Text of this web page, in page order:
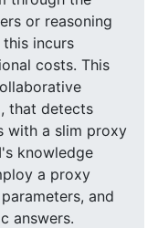
or reasoning
incurs
costs. This
that detects
with a slim proxy
knowledge
a proxy
and
answers.